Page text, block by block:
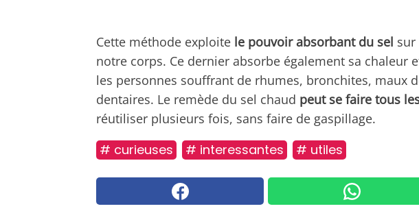
Cette méthode exploite le pouvoir absorbant du sel sur
notre corps. Ce dernier absorbe également sa chaleur
les personnes souffrant de rhumes, bronchites, maux
dentaires. Le remède du sel chaud peut se faire tous
réutiliser plusieurs fois, sans faire de gaspillage.
# curieuses # interessantes # utiles